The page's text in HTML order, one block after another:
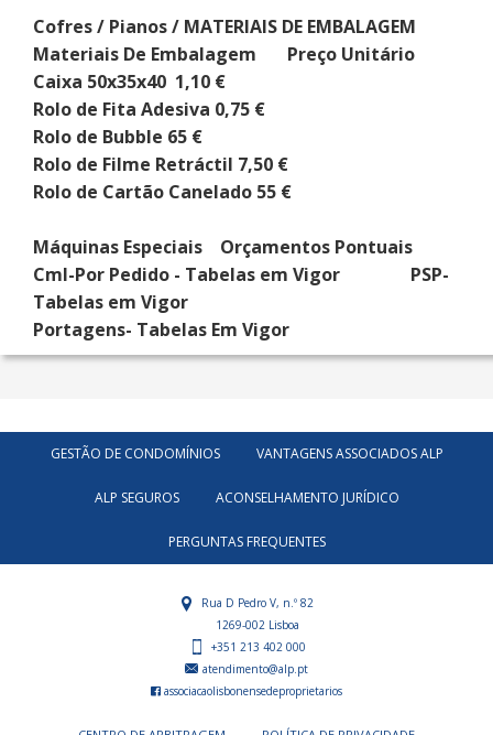
Cofres / Pianos / MATERIAIS DE EMBALAGEM
Materiais De Embalagem Preço Unitário
Caixa 50x35x40 1,10 €
Rolo de Fita Adesiva 0,75 €
Rolo de Bubble 65 €
Rolo de Filme Retráctil 7,50 €
Rolo de Cartão Canelado 55 €
Máquinas Especiais Orçamentos Pontuais
Cml-Por Pedido - Tabelas em Vigor PSP-
Tabelas em Vigor
Portagens- Tabelas Em Vigor
GESTÃO DE CONDOMÍNIOS VANTAGENS ASSOCIADOS ALP
ALP SEGUROS ACONSELHAMENTO JURÍDICO
PERGUNTAS FREQUENTES
Rua D Pedro V, n.º 82
1269-002 Lisboa
+351 213 402 000
atendimento@alp.pt
associacaolisbonensedeproprietarios